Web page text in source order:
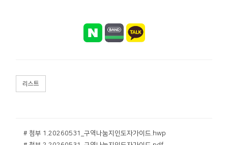
리스트
# 첨부 1.20260531_구역나눔지인도자가이드.hwp